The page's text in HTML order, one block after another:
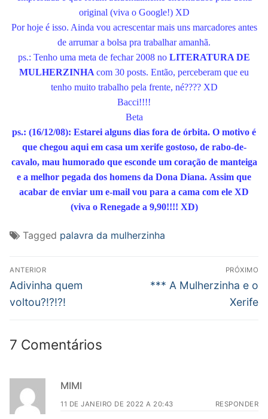
original (viva o Google!) XD
Por hoje é isso. Ainda vou acrescentar mais uns marcadores antes
de arrumar a bolsa pra trabalhar amanhã.
ps.: Tenho uma meta de fechar 2008 no LITERATURA DE
MULHERZINHA com 30 posts. Então, perceberam que eu
tenho muito trabalho pela frente, né???? XD
Bacci!!!!
Beta
ps.: (16/12/08): Estarei alguns dias fora de órbita. O motivo é
que chegou aqui em casa um xerife gostoso, de rabo-de-
cavalo, mau humorado que esconde um coração de manteiga
e a melhor pegada dos homens da Dona Diana. Assim que
acabar de enviar um e-mail vou para a cama com ele XD
(viva o Renegade a 9,90!!!! XD)
Tagged palavra da mulherzinha
Navegação
de
Post
ANTERIOR
Post
anterior:
Adivinha quem
voltou?!?!?!
PRÓXIMO
Próximo
*** A Mulherzinha e o
Xerife
7 Comentários
MIMI
11 DE JANEIRO DE 2022 A 20:43 RESPONDER